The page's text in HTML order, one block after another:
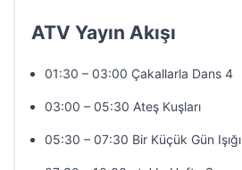
ATV Yayın Akışı
01:30 – 03:00 Çakallarla Dans 4
03:00 – 05:30 Ateş Kuşları
05:30 – 07:30 Bir Küçük Gün Işığı